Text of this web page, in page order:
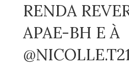
RENDA
APAE-BH E À